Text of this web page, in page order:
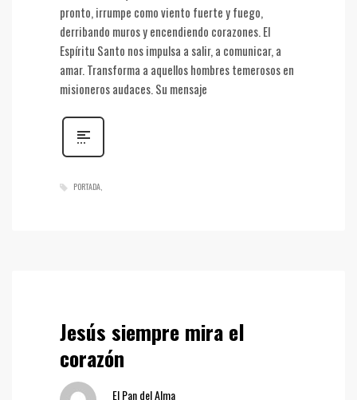
pronto, irrumpe como viento fuerte y fuego,
derribando muros y encendiendo corazones. El
Espíritu Santo nos impulsa a salir, a comunicar, a
amar. Transforma a aquellos hombres temerosos en
misioneros audaces. Su mensaje
PORTADA
Jesús siempre mira el
corazón
El Pan del Alma